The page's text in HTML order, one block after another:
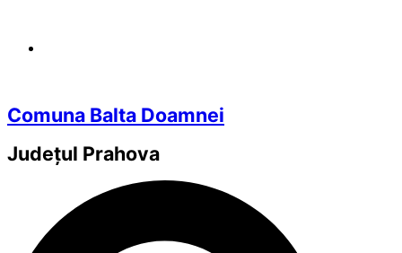
Comuna Balta Doamnei
Județul Prahova